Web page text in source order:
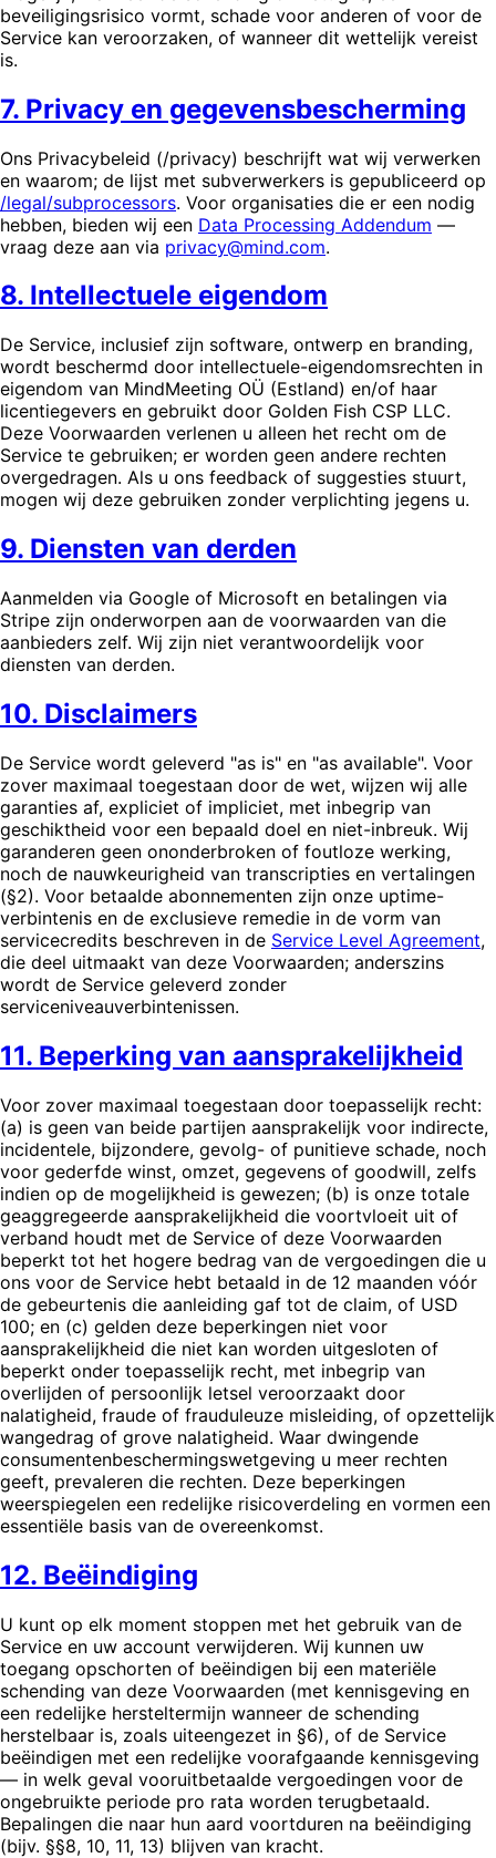
beveiligingsrisico vormt, schade voor anderen of voor de
Service kan veroorzaken, of wanneer dit wettelijk vereist
is.
7. Privacy en gegevensbescherming
Ons Privacybeleid (/privacy) beschrijft wat wij verwerken
en waarom; de lijst met subverwerkers is gepubliceerd op
/legal/subprocessors. Voor organisaties die er een nodig
hebben, bieden wij een Data Processing Addendum —
vraag deze aan via privacy@mind.com.
8. Intellectuele eigendom
De Service, inclusief zijn software, ontwerp en branding,
wordt beschermd door intellectuele-eigendomsrechten in
eigendom van MindMeeting OÜ (Estland) en/of haar
licentiegevers en gebruikt door Golden Fish CSP LLC.
Deze Voorwaarden verlenen u alleen het recht om de
Service te gebruiken; er worden geen andere rechten
overgedragen. Als u ons feedback of suggesties stuurt,
mogen wij deze gebruiken zonder verplichting jegens u.
9. Diensten van derden
Aanmelden via Google of Microsoft en betalingen via
Stripe zijn onderworpen aan de voorwaarden van die
aanbieders zelf. Wij zijn niet verantwoordelijk voor
diensten van derden.
10. Disclaimers
De Service wordt geleverd "as is" en "as available". Voor
zover maximaal toegestaan door de wet, wijzen wij alle
garanties af, expliciet of impliciet, met inbegrip van
geschiktheid voor een bepaald doel en niet-inbreuk. Wij
garanderen geen ononderbroken of foutloze werking,
noch de nauwkeurigheid van transcripties en vertalingen
(§2). Voor betaalde abonnementen zijn onze uptime-
verbintenis en de exclusieve remedie in de vorm van
servicecredits beschreven in de Service Level Agreement,
die deel uitmaakt van deze Voorwaarden; anderszins
wordt de Service geleverd zonder
serviceniveauverbintenissen.
11. Beperking van aansprakelijkheid
Voor zover maximaal toegestaan door toepasselijk recht:
(a) is geen van beide partijen aansprakelijk voor indirecte,
incidentele, bijzondere, gevolg- of punitieve schade, noch
voor gederfde winst, omzet, gegevens of goodwill, zelfs
indien op de mogelijkheid is gewezen; (b) is onze totale
geaggregeerde aansprakelijkheid die voortvloeit uit of
verband houdt met de Service of deze Voorwaarden
beperkt tot het hogere bedrag van de vergoedingen die u
ons voor de Service hebt betaald in de 12 maanden vóór
de gebeurtenis die aanleiding gaf tot de claim, of USD
100; en (c) gelden deze beperkingen niet voor
aansprakelijkheid die niet kan worden uitgesloten of
beperkt onder toepasselijk recht, met inbegrip van
overlijden of persoonlijk letsel veroorzaakt door
nalatigheid, fraude of frauduleuze misleiding, of opzettelijk
wangedrag of grove nalatigheid. Waar dwingende
consumentenbeschermingswetgeving u meer rechten
geeft, prevaleren die rechten. Deze beperkingen
weerspiegelen een redelijke risicoverdeling en vormen een
essentiële basis van de overeenkomst.
12. Beëindiging
U kunt op elk moment stoppen met het gebruik van de
Service en uw account verwijderen. Wij kunnen uw
toegang opschorten of beëindigen bij een materiële
schending van deze Voorwaarden (met kennisgeving en
een redelijke hersteltermijn wanneer de schending
herstelbaar is, zoals uiteengezet in §6), of de Service
beëindigen met een redelijke voorafgaande kennisgeving
— in welk geval vooruitbetaalde vergoedingen voor de
ongebruikte periode pro rata worden terugbetaald.
Bepalingen die naar hun aard voortduren na beëindiging
(bijv. §§8, 10, 11, 13) blijven van kracht.